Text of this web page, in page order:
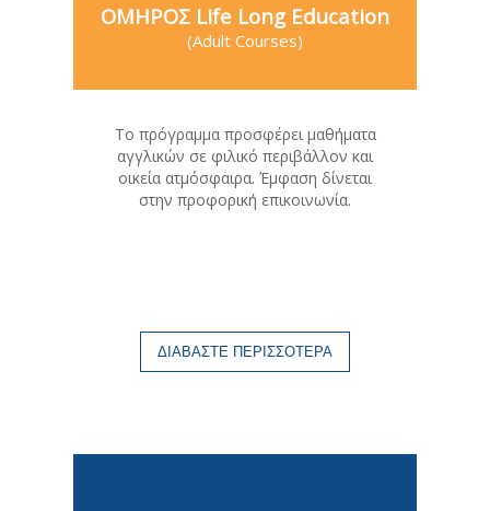
ΟΜΗΡΟΣ Life Long Education
(Adult Courses)
Το πρόγραμμα προσφέρει μαθήματα
αγγλικών σε φιλικό περιβάλλον και
οικεία ατμόσφαιρα. Έμφαση δίνεται
στην προφορική επικοινωνία.
ΔΙΑΒΑΣΤΕ ΠΕΡΙΣΣΟΤΕΡΑ